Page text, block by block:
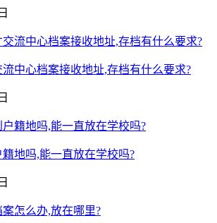
中心档案接收地址,存档有什么要求?
地吗,能一直放在学校吗?